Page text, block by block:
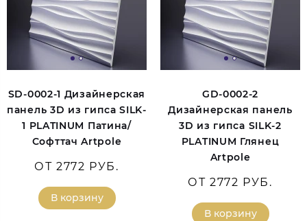
SD-0002-1 Дизайнерская
панель 3D из гипса SILK-
1 PLATINUM Патина/
Софттач Artpole
ОТ 2772 РУБ.
В корзину
GD-0002-2
Дизайнерская панель
3D из гипса SILK-2
PLATINUM Глянец
Artpole
ОТ 2772 РУБ.
В корзину